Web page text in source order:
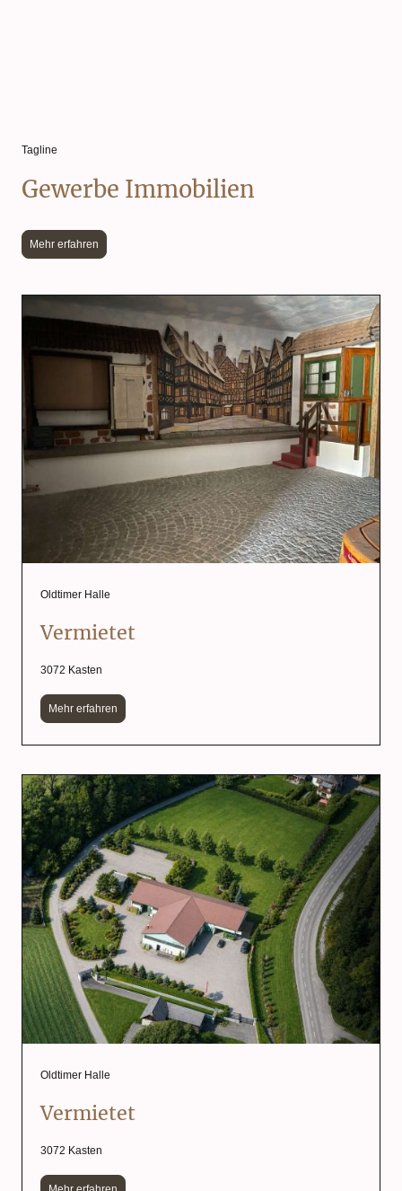
Tagline
Gewerbe Immobilien
Mehr erfahren
Oldtimer Halle
Vermietet
3072 Kasten
Mehr erfahren
Oldtimer Halle
Vermietet
3072 Kasten